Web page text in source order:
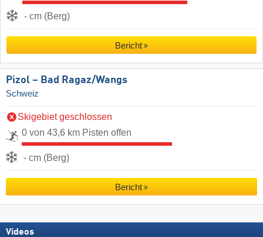
- cm (Berg)
Bericht
Pizol – Bad Ragaz/​Wangs
Schweiz
Skigebiet geschlossen
0 von 43,6 km Pisten offen
- cm (Berg)
Bericht
Videos